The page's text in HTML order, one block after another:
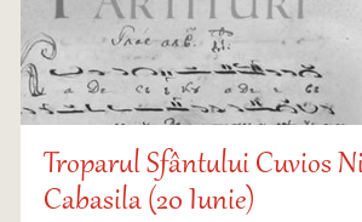
Troparul Sfântului Cuvios
Cabasila (20 Iunie)